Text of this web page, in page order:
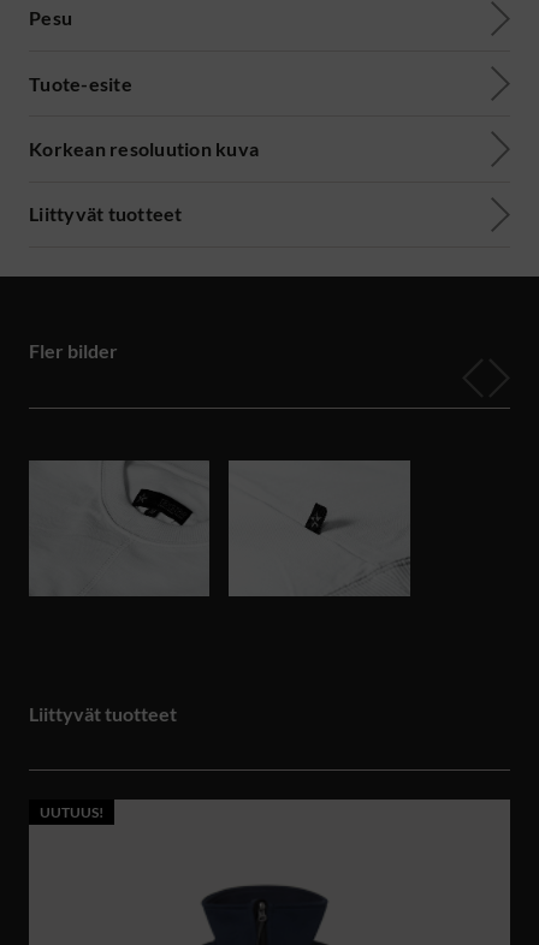
Pesu
Tuote-esite
Korkean resoluution kuva
Liittyvät tuotteet
Fler bilder
Liittyvät tuotteet
UUTUUS!